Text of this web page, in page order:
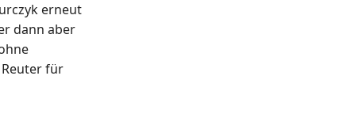
erneut
dann aber
für